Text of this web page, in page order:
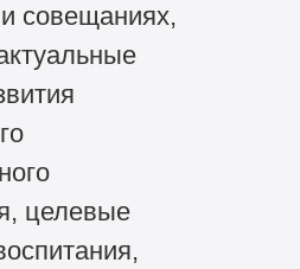
совещаниях,
целевые